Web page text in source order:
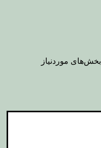
بخش‌های موردنیاز